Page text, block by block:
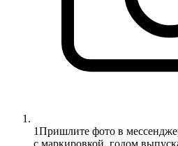
1Пришлите фото в